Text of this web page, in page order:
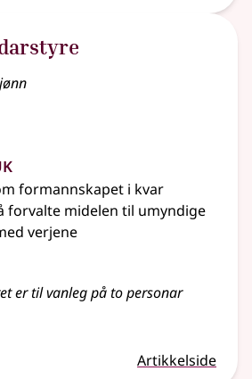
formannskapet i kvar
forvalte midelen til umyndige
verjene
er til vanleg på to personar
Artikkelside